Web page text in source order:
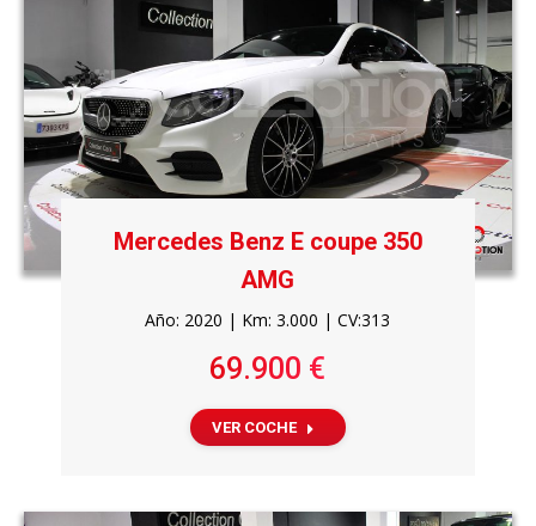
Mercedes Benz E coupe 350
AMG
Año: 2020 | Km: 3.000 | CV:313
69.900 €
VER COCHE